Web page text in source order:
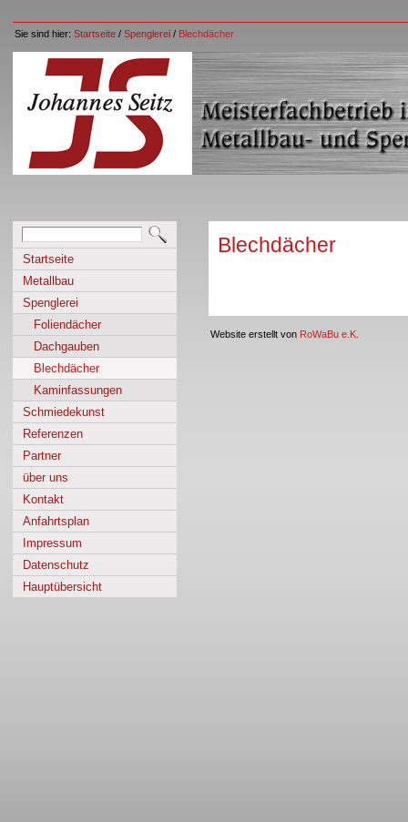
Sie sind hier: Startseite / Spenglerei / Blechdächer
Startseite
Metallbau
Spenglerei
Foliendächer
Dachgauben
Blechdächer
Kaminfassungen
Schmiedekunst
Referenzen
Partner
über uns
Kontakt
Anfahrtsplan
Impressum
Datenschutz
Hauptübersicht
Blechdächer
Website erstellt von RoWaBu e.K.